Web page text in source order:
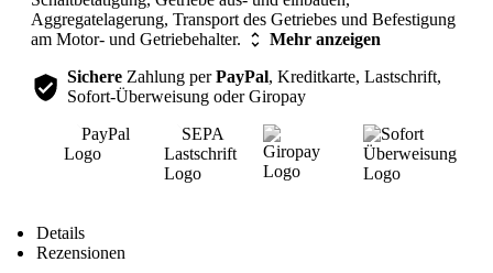
Aggregatelagerung, Transport des Getriebes und Befestigung
am Motor- und Getriebehalter.
Mehr anzeigen
Sichere Zahlung perPayPal, Kreditkarte, Lastschrift,
Sofort-Überweisung oder Giropay
Details
Rezensionen